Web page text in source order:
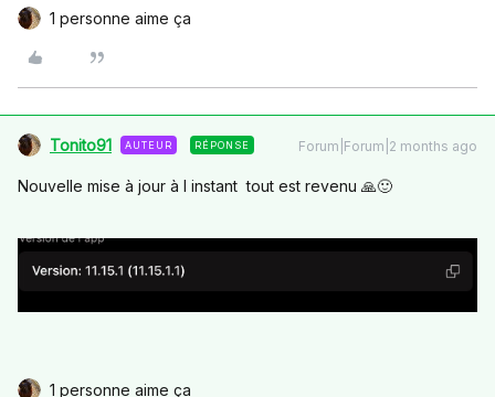
1 personne aime ça
Tonito91 AUTEUR RÉPONSE Forum|Forum|2 months ago
Nouvelle mise à jour à l instant tout est revenu 🙏🙂
1 personne aime ça